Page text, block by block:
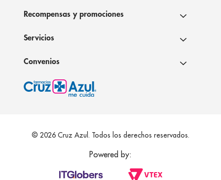
Recompensas y promociones
Servicios
Convenios
© 2026 Cruz Azul. Todos los derechos reservados.
Powered by: